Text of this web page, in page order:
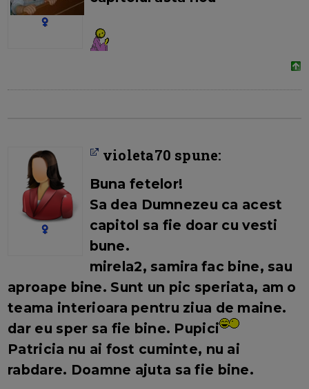
violeta70 spune:
Buna fetelor!
Sa dea Dumnezeu ca acest
capitol sa fie doar cu vesti
bune.
mirela2, samirafac bine, sau
aproape bine. Sunt un pic speriata, am o
teama interioara pentru ziua de maine.
dar eu sper sa fie bine. Pupici
Patricia nu ai fost cuminte, nu ai
rabdare. Doamne ajuta sa fie bine.